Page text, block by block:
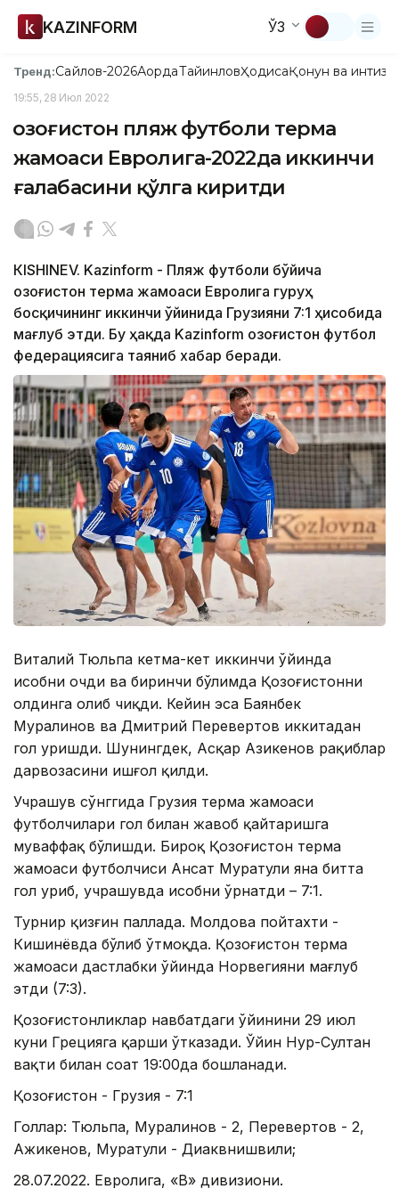
KAZINFORM ЎЗ
Тренд:Сайлов-2026АқордаТайинловҲодисаҚонун ва
19:55, 28 Июл 2022
Қозоғистон пляж футболи терма
жамоаси Евролига-2022да иккинчи
ғалабасини қўлга киритди
КISHINEV. Kazinform - Пляж футболи бўйича
Қозоғистон терма жамоаси Евролига гуруҳ
босқичининг иккинчи ўйинида Грузияни 7:1 ҳисобида
мағлуб этди. Бу ҳақда Kazinform Қозоғистон футбол
федерациясига таяниб хабар беради.
Виталий Тюльпа кетма-кет иккинчи ўйинда
ҳисобни очди ва биринчи бўлимда Қозоғистонни
олдинга олиб чиқди. Кейин эса Баянбек
Муралинов ва Дмитрий Перевертов иккитадан
гол уришди. Шунингдек, Асқар Азикенов рақиблар
дарвозасини ишғол қилди.
Учрашув сўнггида Грузия терма жамоаси
футболчилари гол билан жавоб қайтаришга
муваффақ бўлишди. Бироқ Қозоғистон терма
жамоаси футболчиси Ансат Муратули яна битта
гол уриб, учрашувда ҳисобни ўрнатди – 7:1.
Турнир қизғин паллада. Молдова пойтахти -
Кишинёвда бўлиб ўтмоқда. Қозоғистон терма
жамоаси дастлабки ўйинда Норвегияни мағлуб
этди (7:3).
Қозоғистонликлар навбатдаги ўйинини 29 июл
куни Грецияга қарши ўтказади. Ўйин Нур-Султан
вақти билан соат 19:00да бошланади.
Қозоғистон - Грузия - 7:1
Голлар: Тюльпа, Муралинов - 2, Перевертов - 2,
Ажикенов, Муратули - Диаквнишвили;
28.07.2022. Евролига, «В» дивизиони.